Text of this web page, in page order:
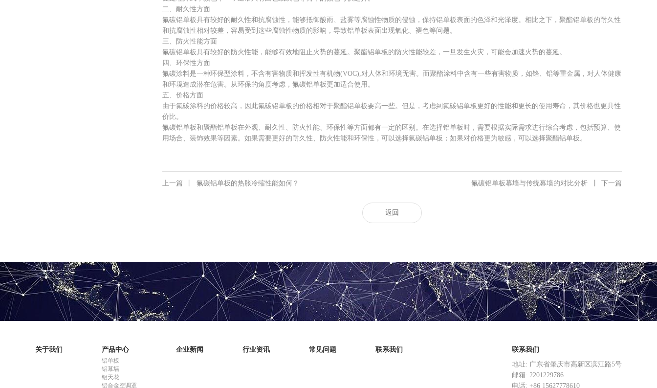
二、耐久性方面
氟碳铝单板具有较好的耐久性和抗腐蚀性，能够抵御酸雨、盐雾等腐蚀性物质的侵蚀，保持铝单板表面的色泽和光泽度。相比之下，聚酯铝单板的耐久性
和抗腐蚀性相对较差，容易受到这些腐蚀性物质的影响，导致铝单板表面出现氧化、褪色等问题。
三、防火性能方面
氟碳铝单板具有较好的防火性能，能够有效地阻止火势的蔓延。聚酯铝单板的防火性能较差，一旦发生火灾，可能会加速火势的蔓延。
四、环保性方面
氟碳涂料是一种环保型涂料，不含有害物质和挥发性有机物(VOC),对人体和环境无害。而聚酯涂料中含有一些有害物质，如铬、铅等重金属，对人体健康
和环境造成潜在危害。从环保的角度考虑，氟碳铝单板更加适合使用。
五、价格方面
由于氟碳涂料的价格较高，因此氟碳铝单板的价格相对于聚酯铝单板要高一些。但是，考虑到氟碳铝单板更好的性能和更长的使用寿命，其价格也更具性
价比。
氟碳铝单板和聚酯铝单板在外观、耐久性、防火性能、环保性等方面都有一定的区别。在选择铝单板时，需要根据实际需求进行综合考虑，包括预算、使
用场合、装饰效果等因素。如果需要更好的耐久性、防火性能和环保性，可以选择氟碳铝单板；如果对价格更为敏感，可以选择聚酯铝单板。
上一篇 氟碳铝单板的热胀冷缩性能如何？ 下一篇
氟碳铝单板幕墙与传统幕墙的对比分析
返回
关于我们 产品中心
铝单板
铝幕墙
铝天花
铝合金空调罩
企业新闻 行业资讯 常见问题 联系我们
联系我们
地址: 广东省肇庆市高新区滨江路5号
邮箱: 2201229786
电话: +86 15627778610